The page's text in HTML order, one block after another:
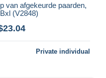
van afgekeurde paarden,
(V2848)
Private individual